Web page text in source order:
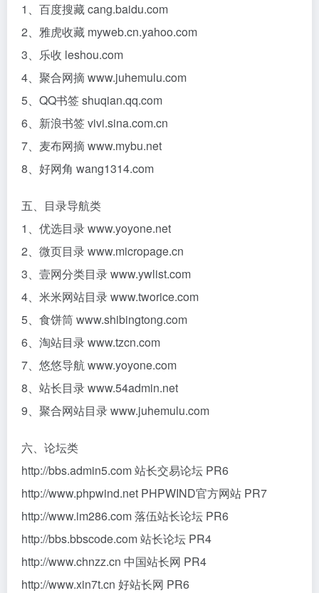
1、百度搜藏 cang.baidu.com
2、雅虎收藏 myweb.cn.yahoo.com
3、乐收 leshou.com
4、聚合网摘 www.juhemulu.com
5、QQ书签 shuqian.qq.com
6、新浪书签 vivi.sina.com.cn
7、麦布网摘 www.mybu.net
8、好网角 wang1314.com
五、目录导航类
1、优选目录 www.yoyone.net
2、微页目录 www.micropage.cn
3、壹网分类目录 www.ywlist.com
4、米米网站目录 www.tworice.com
5、食饼筒 www.shibingtong.com
6、淘站目录 www.tzcn.com
7、悠悠导航 www.yoyone.com
8、站长目录 www.54admin.net
9、聚合网站目录 www.juhemulu.com
六、论坛类
http://bbs.admin5.com 站长交易论坛 PR6
http://www.phpwind.net PHPWIND官方网站 PR7
http://www.im286.com 落伍站长论坛 PR6
http://bbs.bbscode.com 站长论坛 PR4
http://www.chnzz.cn 中国站长网 PR4
http://www.xin7t.cn 好站长网 PR6